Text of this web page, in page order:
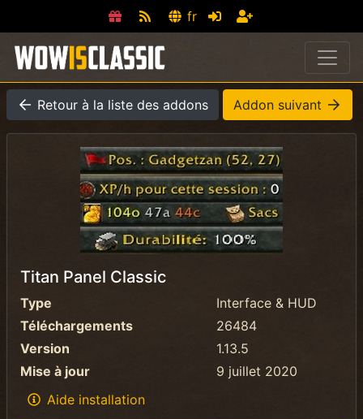
fr
Retour à la liste des addons Addon suivant
Titan Panel Classic
Type
Interface & HUD
Téléchargements
26484
Version
1.13.5
Mise à jour
9 juillet 2020
Aide installation